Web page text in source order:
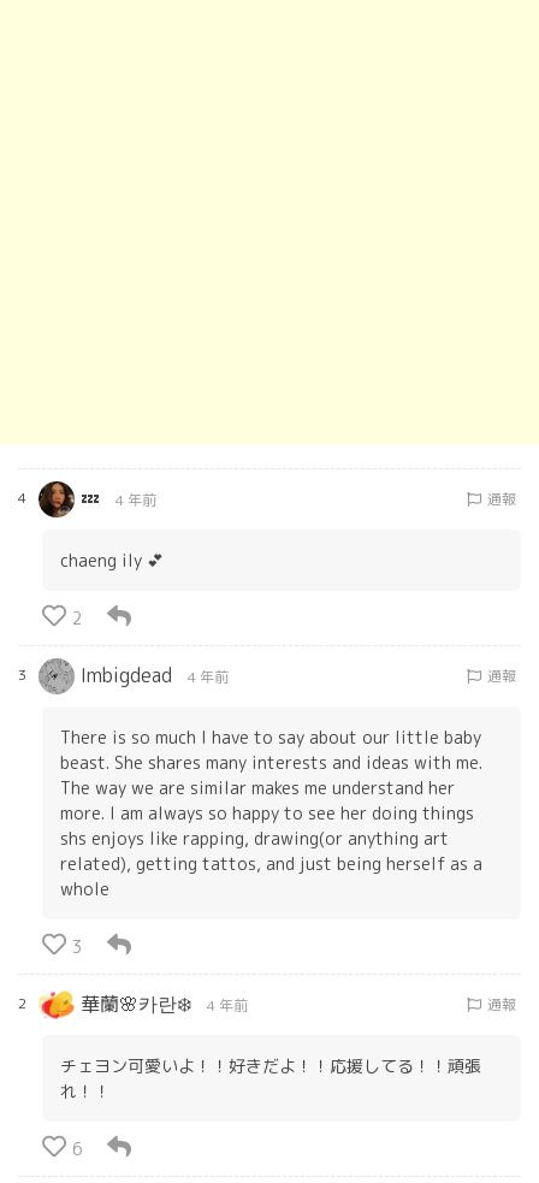
4 💤 4 年前 通報
chaeng ily 💕
2
3 Imbigdead 4 年前 通報
There is so much I have to say about our little baby
beast. She shares many interests and ideas with me.
The way we are similar makes me understand her
more. I am always so happy to see her doing things
shs enjoys like rapping, drawing(or anything art
related), getting tattos, and just being herself as a
whole
3
2 華蘭🌸️카란❄️ 4 年前 通報
チェヨン可愛いよ！！好きだよ！！応援してる！！頑張
れ！！
6